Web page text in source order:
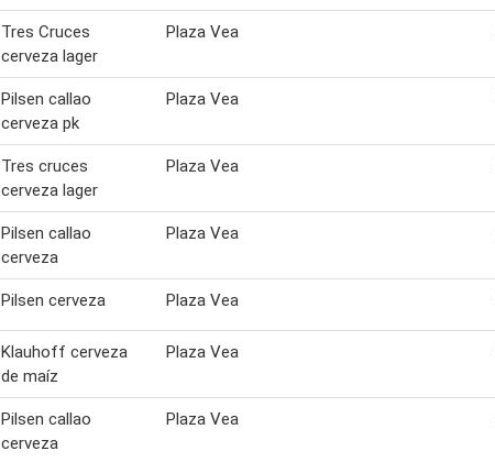
Tres Cruces
cerveza lager
Plaza Vea
Pilsen callao
cerveza pk
Plaza Vea
Tres cruces
cerveza lager
Plaza Vea
Pilsen callao
cerveza
Plaza Vea
Pilsen cerveza Plaza Vea
Klauhoff cerveza
de maíz
Plaza Vea
Pilsen callao
cerveza
Plaza Vea